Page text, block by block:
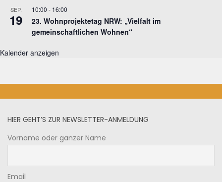
SEP.
19
10:00 - 16:00
23. Wohnprojektetag NRW: „Vielfalt im
gemeinschaftlichen Wohnen“
Kalender anzeigen
HIER GEHT’S ZUR NEWSLETTER-ANMELDUNG
Vorname oder ganzer Name
Email